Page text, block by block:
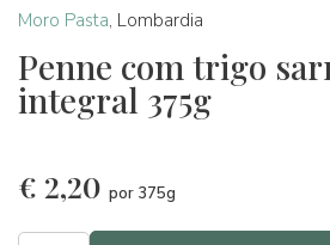
Moro Pasta, Lombardia
Penne com trigo
integral 375g
€ 2,20 por 375g